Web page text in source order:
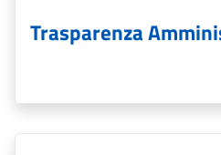
Trasparenza